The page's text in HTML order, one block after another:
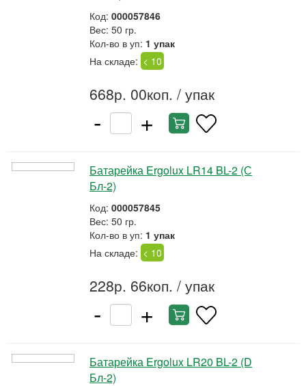
Код: 000057846
Вес: 50 гр.
Кол-во в уп: 1 упак
На складе: < 10
668р. 00коп. / упак
- +
Батарейка Ergolux LR14 BL-2 (С
Бл-2)
Код: 000057845
Вес: 50 гр.
Кол-во в уп: 1 упак
На складе: < 10
228р. 66коп. / упак
- +
Батарейка Ergolux LR20 BL-2 (D
Бл-2)